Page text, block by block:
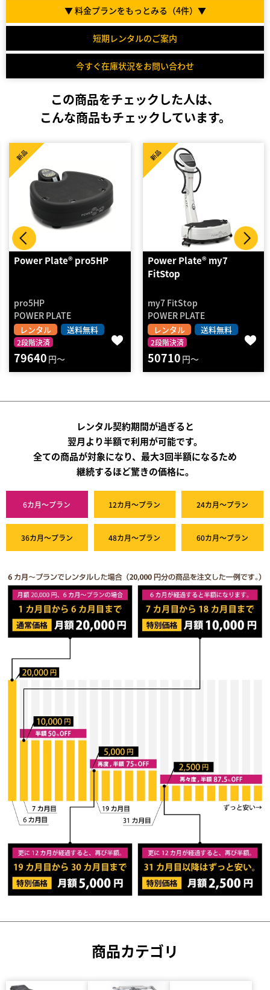
▼ 料金プランをもっとみる（4件）▼
短期レンタルのご案内
今すぐ在庫状況をお問い合わせ
この商品をチェックした人は、
こんな商品もチェックしています。
Power Plate® my7
my7 FitStop
POWER PLATE
レンタル 送料無料
2段階決済
50710
振動マシン バランスウ
ブコンパクト（カラ
FAV5019N
ALINCO
レンタル 2段階決済
新品
370
レンタル契約期間が過ぎると
翌月より半額で利用が可能です。
全ての商品が対象になり、最大3回半額になるため
継続するほど驚きの価格に。
6カ月～プラン 12カ月～プラン 24カ月～プラン
36カ月～プラン 48カ月～プラン 60カ月～プラン
商品カテゴリ